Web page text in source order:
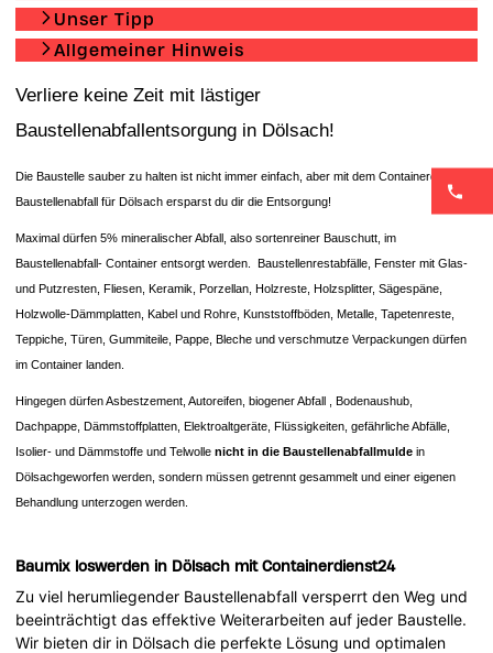
Unser Tipp
Allgemeiner Hinweis
Verliere keine Zeit mit lästiger
Baustellenabfallentsorgung in Dölsach!
Die Baustelle sauber zu halten ist nicht immer einfach, aber mit dem Containerdienst
Baustellenabfall für Dölsach ersparst du dir die Entsorgung!
Maximal dürfen 5% mineralischer Abfall, also sortenreiner Bauschutt, im
Baustellenabfall- Container entsorgt werden. Baustellenrestabfälle, Fenster mit Glas-
und Putzresten, Fliesen, Keramik, Porzellan, Holzreste, Holzsplitter, Sägespäne,
Holzwolle-Dämmplatten, Kabel und Rohre, Kunststoffböden, Metalle, Tapetenreste,
Teppiche, Türen, Gummiteile, Pappe, Bleche und verschmutze Verpackungen dürfen
im Container landen.
Hingegen dürfen Asbestzement, Autoreifen, biogener Abfall , Bodenaushub,
Dachpappe, Dämmstoffplatten, Elektroaltgeräte, Flüssigkeiten, gefährliche Abfälle,
Isolier- und Dämmstoffe und Telwollenicht in die Baustellenabfallmulde in
Dölsachgeworfen werden, sondern müssen getrennt gesammelt und einer eigenen
Behandlung unterzogen werden.
Baumix loswerden in Dölsach mit Containerdienst24
Zu viel herumliegender Baustellenabfall versperrt den Weg und
beeinträchtigt das effektive Weiterarbeiten auf jeder Baustelle.
Wir bieten dir in Dölsach die perfekte Lösung und optimalen